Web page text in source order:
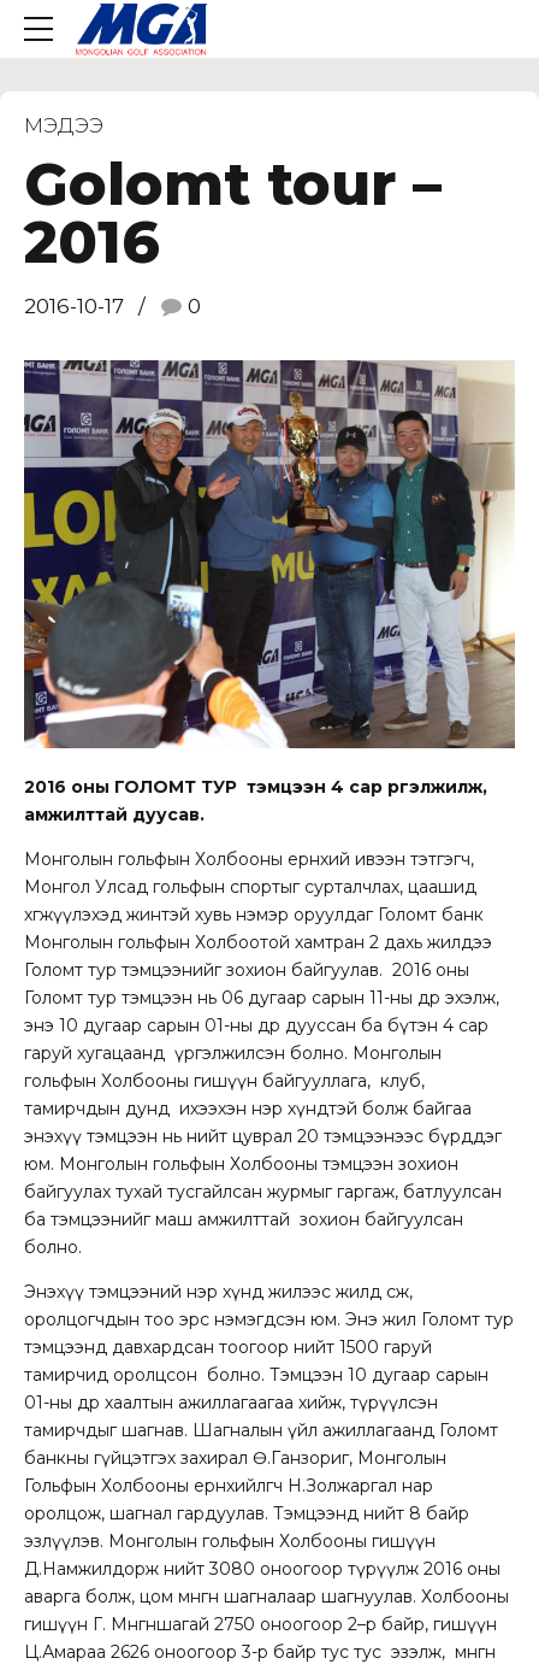
МЭДЭЭ
Golomt tour –
2016
2016-10-17 0
2016 оны ГОЛОМТ ТУР тэмцээн 4 сар үргэлжилж,
амжилттай дуусав.
Монголын гольфын Холбооны ерөнхий ивээн тэтгэгч,
Монгол Улсад гольфын спортыг сурталчлах, цаашид
хөгжүүлэхэд жинтэй хувь нэмэр оруулдаг Голомт банк
Монголын гольфын Холбоотой хамтран 2 дахь жилдээ
Голомт тур тэмцээнийг зохион байгуулав. 2016 оны
Голомт тур тэмцээн нь 06 дугаар сарын 11-ны өдөр эхэлж,
энэ 10 дугаар сарын 01-ны өдөр дууссан ба бүтэн 4 сар
гаруй хугацаанд үргэлжилсэн болно. Монголын
гольфын Холбооны гишүүн байгууллага, клуб,
тамирчдын дунд ихээхэн нэр хүндтэй болж байгаа
энэхүү тэмцээн нь нийт цуврал 20 тэмцээнээс бүрддэг
юм. Монголын гольфын Холбооны тэмцээн зохион
байгуулах тухай тусгайлсан журмыг гаргаж, батлуулсан
ба тэмцээнийг маш амжилттай зохион байгуулсан
болно.
Энэхүү тэмцээний нэр хүнд жилээс жилд өсөж,
оролцогчдын тоо эрс нэмэгдсэн юм. Энэ жил Голомт тур
тэмцээнд давхардсан тоогоор нийт 1500 гаруй
тамирчид оролцсон болно. Тэмцээн 10 дугаар сарын
01-ны өдөр хаалтын ажиллагаагаа хийж, түрүүлсэн
тамирчдыг шагнав. Шагналын үйл ажиллагаанд Голомт
банкны гүйцэтгэх захирал Ө.Ганзориг, Монголын
Гольфын Холбооны ерөнхийлөгч Н.Золжаргал нар
оролцож, шагнал гардуулав. Тэмцээнд нийт 8 байр
эзлүүлэв. Монголын гольфын Холбооны гишүүн
Д.Намжилдорж нийт 3080 оноогоор түрүүлж 2016 оны
аварга болж, цом мөнгөн шагналаар шагнуулав. Холбооны
гишүүн Г. Мөнгөншагай 2750 оноогоор 2–р байр, гишүүн
Ц.Амараа 2626 оноогоор 3-р байр тус тус эзэлж, мөнгөн